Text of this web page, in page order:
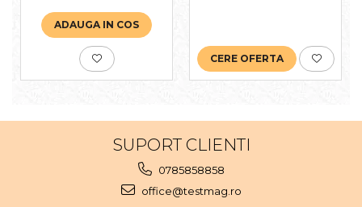
ADAUGA IN COS
CERE OFERTA
SUPORT CLIENTI
0785858858
office@testmag.ro